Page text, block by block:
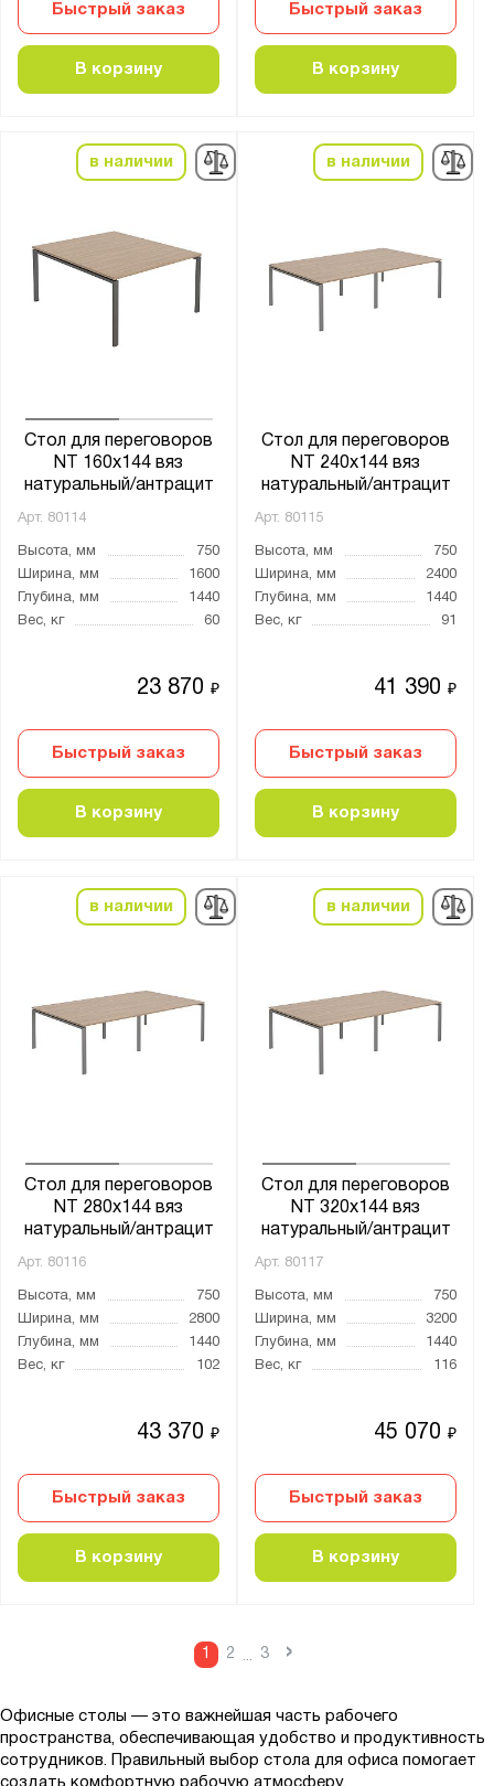
Быстрый заказ
В корзину
Быстрый заказ
В корзину
в наличии
Стол для переговоров
NT 160х144 вяз
натуральный/антрацит
Арт. 80114
Высота, мм
750
Ширина, мм
1600
Глубина, мм
1440
Вес, кг
60
23 870₽
Быстрый заказ
В корзину
в наличии
Стол для переговоров
NT 240х144 вяз
натуральный/антрацит
Арт. 80115
Высота, мм
750
Ширина, мм
2400
Глубина, мм
1440
Вес, кг
91
41 390₽
Быстрый заказ
В корзину
в наличии
Стол для переговоров
NT 280х144 вяз
натуральный/антрацит
Арт. 80116
Высота, мм
750
Ширина, мм
2800
Глубина, мм
1440
Вес, кг
102
43 370₽
Быстрый заказ
В корзину
в наличии
Стол для переговоров
NT 320х144 вяз
натуральный/антрацит
Арт. 80117
Высота, мм
750
Ширина, мм
3200
Глубина, мм
1440
Вес, кг
116
45 070₽
Быстрый заказ
В корзину
1 2 ... 3 ›
Офисные столы — это важнейшая часть рабочего
пространства, обеспечивающая удобство и продуктивность
сотрудников. Правильный выбор стола для офиса помогает